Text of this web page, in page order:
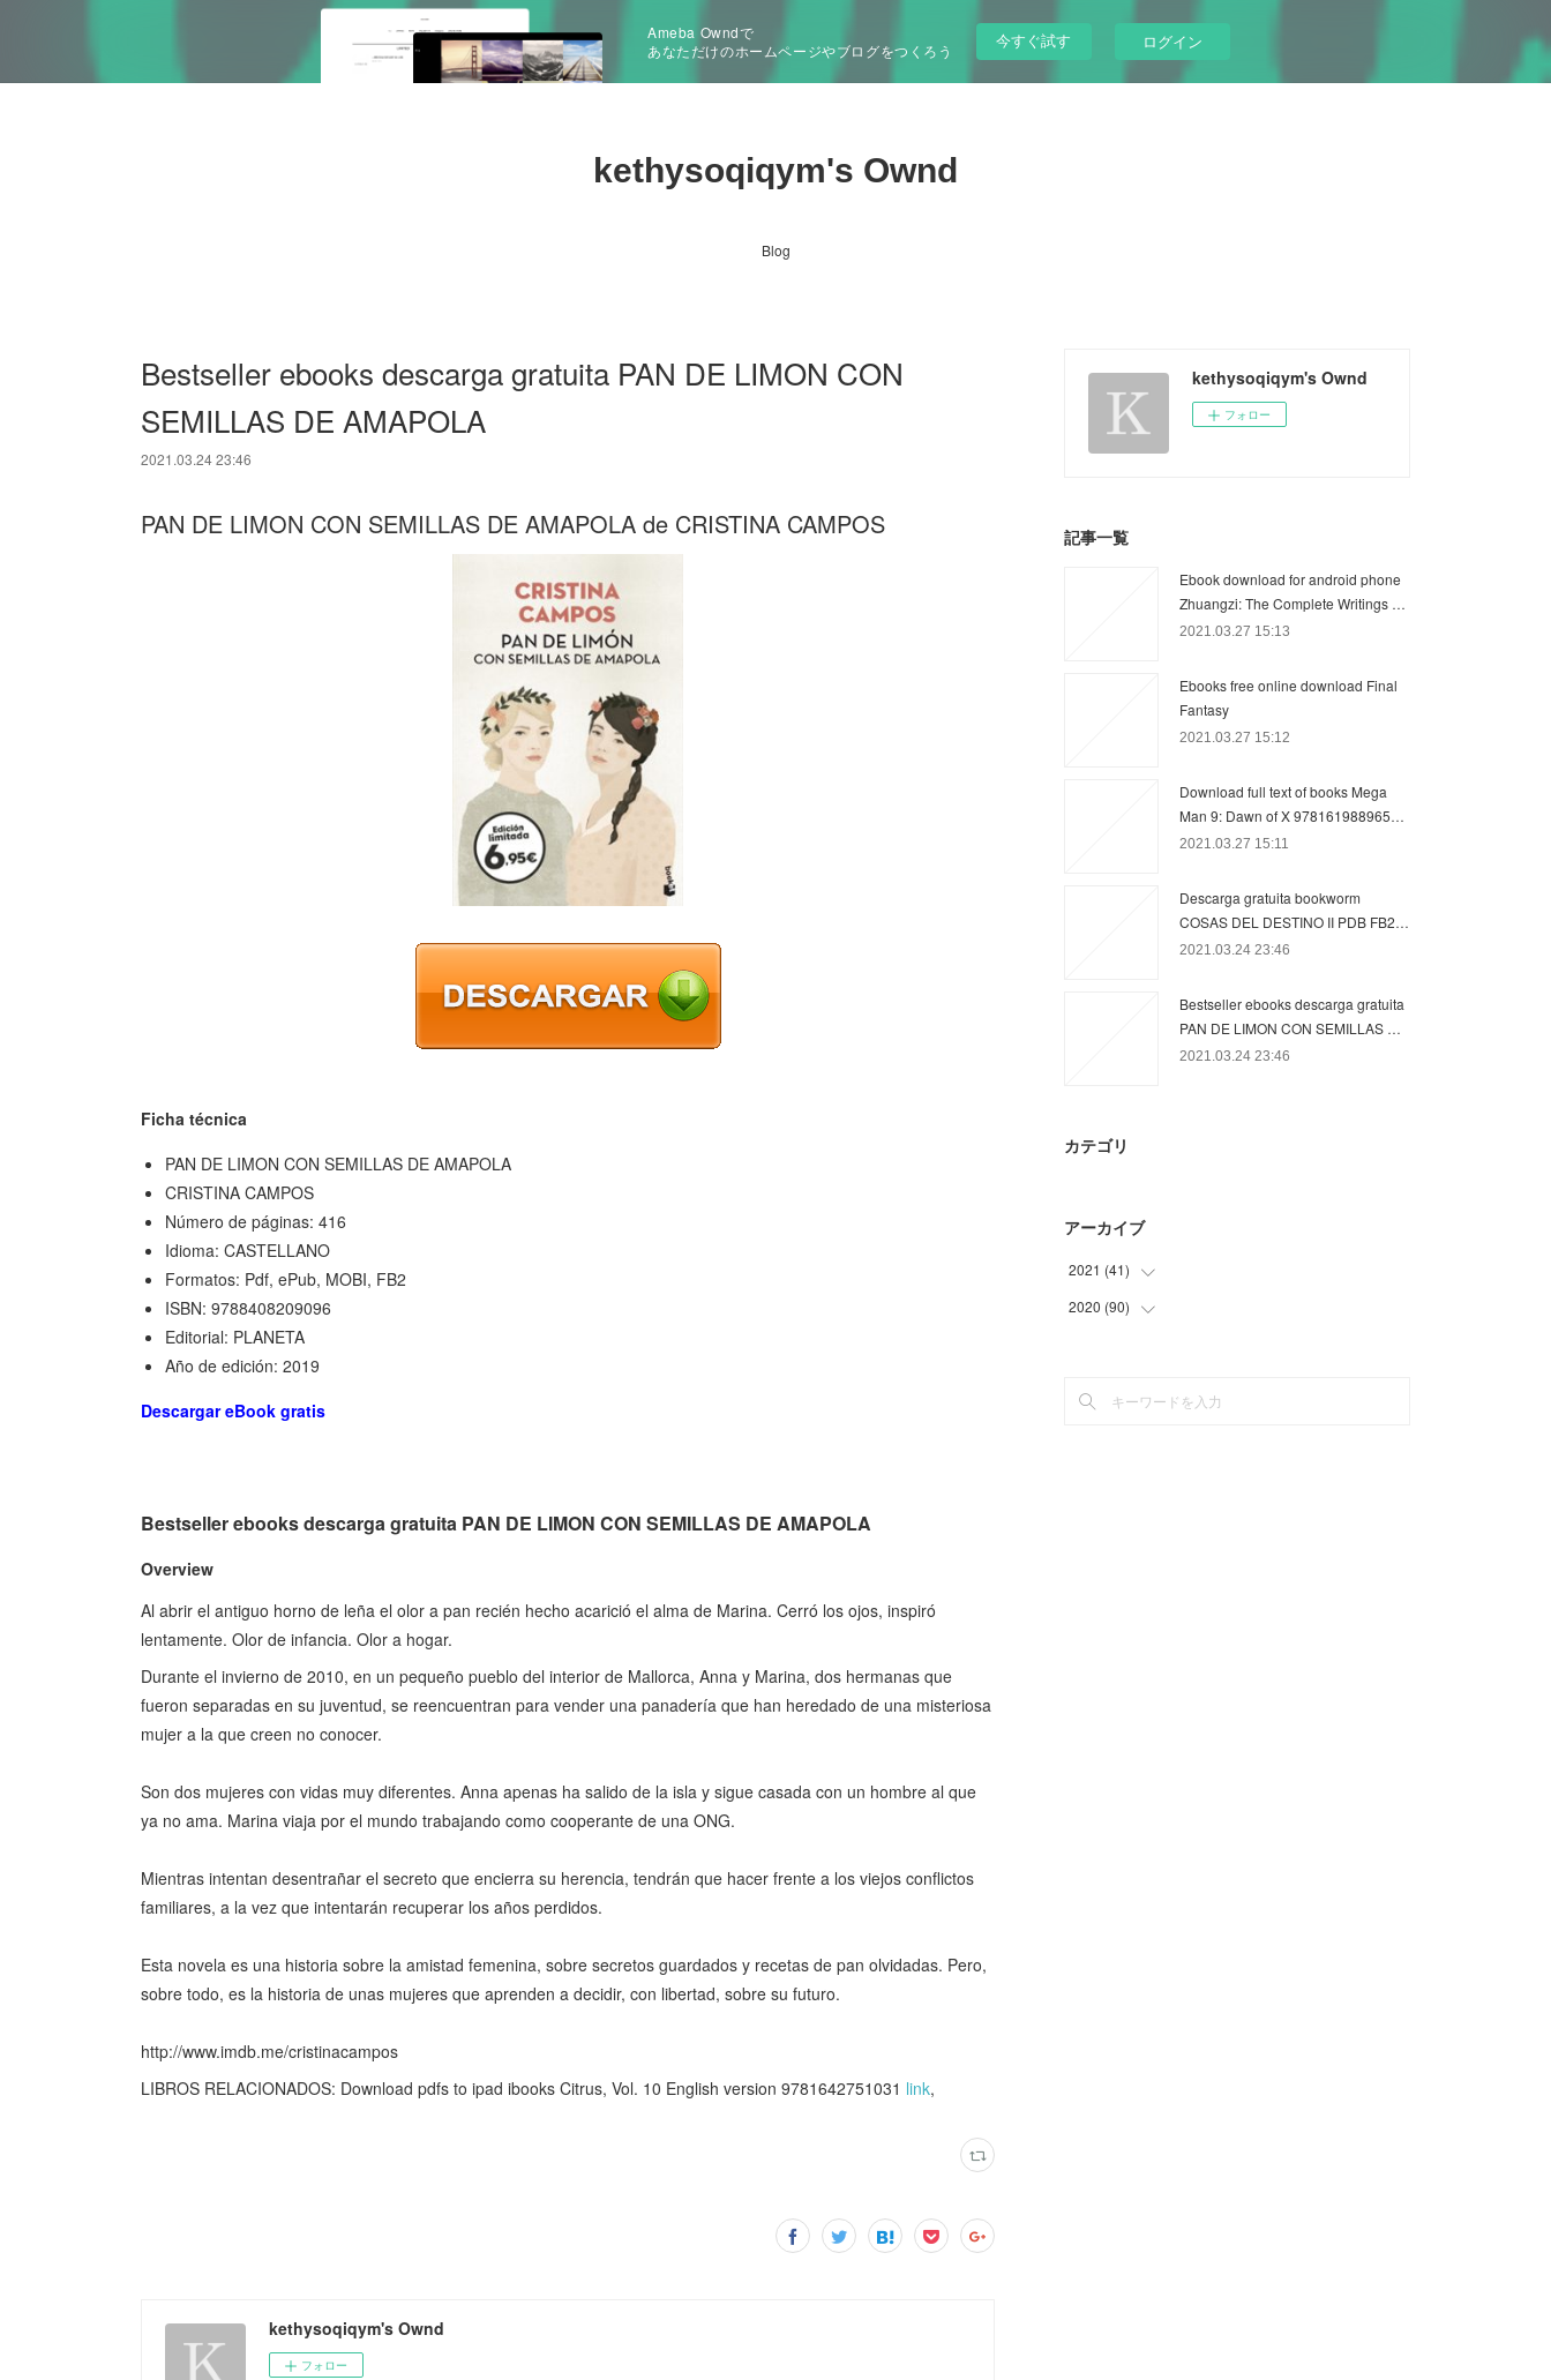
Ameba Owndで
あなただけのホームページやブログをつくろう
今すぐ試す ログイン
kethysoqiqym's Ownd
Blog
Bestseller ebooks descarga gratuita PAN DE LIMON CON
SEMILLAS DE AMAPOLA
2021.03.24 23:46
PAN DE LIMON CON SEMILLAS DE AMAPOLA de CRISTINA CAMPOS
Ficha técnica
PAN DE LIMON CON SEMILLAS DE AMAPOLA
CRISTINA CAMPOS
Número de páginas: 416
Idioma: CASTELLANO
Formatos: Pdf, ePub, MOBI, FB2
ISBN: 9788408209096
Editorial: PLANETA
Año de edición: 2019
Descargar eBook gratis
Bestseller ebooks descarga gratuita PAN DE LIMON CON SEMILLAS DE AMAPOLA
Overview
Al abrir el antiguo horno de leña el olor a pan recién hecho acarició el alma de Marina. Cerró los ojos, inspiró
lentamente. Olor de infancia. Olor a hogar.
Durante el invierno de 2010, en un pequeño pueblo del interior de Mallorca, Anna y Marina, dos hermanas que
fueron separadas en su juventud, se reencuentran para vender una panadería que han heredado de una misteriosa
mujer a la que creen no conocer.
Son dos mujeres con vidas muy diferentes. Anna apenas ha salido de la isla y sigue casada con un hombre al que
ya no ama. Marina viaja por el mundo trabajando como cooperante de una ONG.
Mientras intentan desentrañar el secreto que encierra su herencia, tendrán que hacer frente a los viejos conflictos
familiares, a la vez que intentarán recuperar los años perdidos.
Esta novela es una historia sobre la amistad femenina, sobre secretos guardados y recetas de pan olvidadas. Pero,
sobre todo, es la historia de unas mujeres que aprenden a decidir, con libertad, sobre su futuro.
http://www.imdb.me/cristinacampos
LIBROS RELACIONADOS: Download pdfs to ipad ibooks Citrus, Vol. 10 English version 9781642751031 link,
kethysoqiqym's Ownd
フォロー
kethysoqiqym's Ownd
フォロー
記事一覧
Ebook download for android phone
Zhuangzi: The Complete Writings …
2021.03.27 15:13
Ebooks free online download Final
Fantasy
2021.03.27 15:12
Download full text of books Mega
Man 9: Dawn of X 978161988965…
2021.03.27 15:11
Descarga gratuita bookworm
COSAS DEL DESTINO II PDB FB2…
2021.03.24 23:46
Bestseller ebooks descarga gratuita
PAN DE LIMON CON SEMILLAS …
2021.03.24 23:46
カテゴリ
アーカイブ
2021 (41)
(20
)
2020 (90)
(